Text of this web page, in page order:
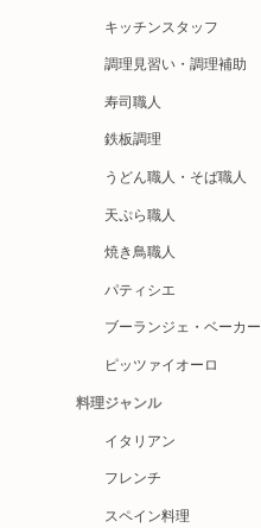
キッチンスタッフ
調理見習い・調理補助
寿司職人
鉄板調理
うどん職人・そば職人
天ぷら職人
焼き鳥職人
パティシエ
ブーランジェ・ベーカー
ピッツァイオーロ
料理ジャンル
イタリアン
フレンチ
スペイン料理